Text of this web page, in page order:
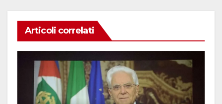
Articoli correlati